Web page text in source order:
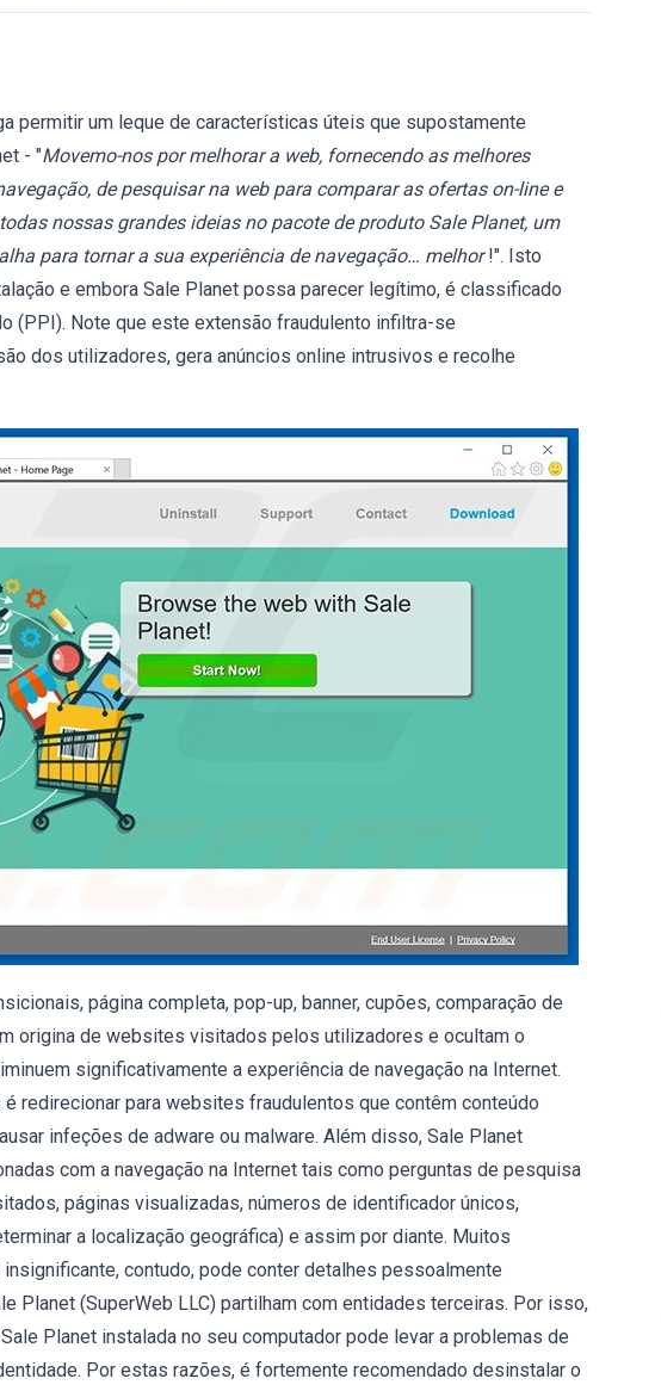
permitir um leque de características úteis que supostamente
- "Movemo-nos por melhorar a web, fornecendo as melhores
de pesquisar na web para comparar as ofertas on-line e
nossas grandes ideias no pacote de produto Sale Planet, um
para tornar a sua experiência de navegação… melhor !". Isto
e embora Sale Planet possa parecer legítimo, é classificado
(PPI). Note que este extensão fraudulento infiltra-se
dos utilizadores, gera anúncios online intrusivos e recolhe
página completa, pop-up, banner, cupões, comparação de
origina de websites visitados pelos utilizadores e ocultam o
significativamente a experiência de navegação na Internet.
redirecionar para websites fraudulentos que contêm conteúdo
infeções de adware ou malware. Além disso, Sale Planet
com a navegação na Internet tais como perguntas de pesquisa
páginas visualizadas, números de identificador únicos,
a localização geográfica) e assim por diante. Muitos
contudo, pode conter detalhes pessoalmente
Planet (SuperWeb LLC) partilham com entidades terceiras. Por isso,
Planet instalada no seu computador pode levar a problemas de
Por estas razões, é fortemente recomendado desinstalar o